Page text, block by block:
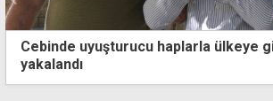
girerken İki araç kafa